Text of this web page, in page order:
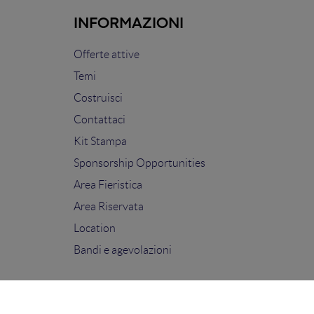
INFORMAZIONI
Offerte attive
Temi
Costruisci
Contattaci
Kit Stampa
Sponsorship Opportunities
Area Fieristica
Area Riservata
Location
Bandi e agevolazioni